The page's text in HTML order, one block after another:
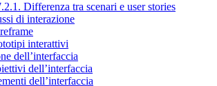
Differenza tra scenari e user stories
di interazione
interattivi
dell’interfaccia
dell’interfaccia
dell’interfaccia